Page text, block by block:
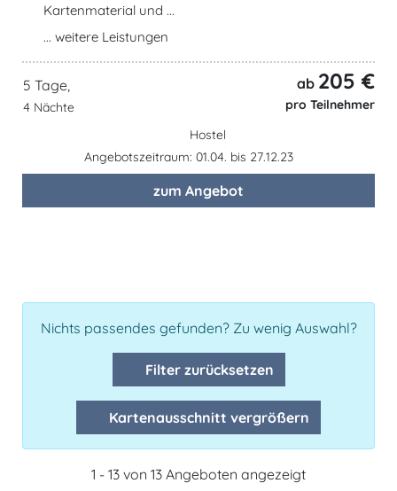
Kartenmaterial und ...
... weitere Leistungen
5 Tage,
4 Nächte
ab 205 €
pro Teilnehmer
Hostel
Angebotszeitraum: 01.04. bis 27.12.23
zum Angebot
Nichts passendes gefunden? Zu wenig Auswahl?
Filter zurücksetzen
Kartenausschnitt vergrößern
1 - 13 von 13 Angeboten angezeigt